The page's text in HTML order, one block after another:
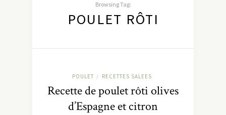
Browsing Tag:
POULET RÔTI
POULET / RECETTES SALEES
Recette de poulet rôti olives
d’Espagne et citron